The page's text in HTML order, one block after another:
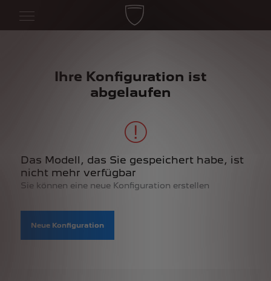
Ihre Konfiguration ist
abgelaufen
Das Modell, das Sie gespeichert habe, ist
nicht mehr verfügbar
Sie können eine neue Konfiguration erstellen
Neue Konfiguration